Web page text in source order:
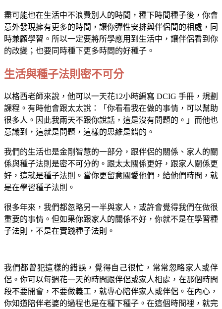
盡可能也在生活中不浪費別人的時間，種下時間種子後，你會
意外發現擁有更多的時間，讓你彈性安排與伴侶間的相處，同
時兼顧學習。所以一定要將所學應用到生活中，讓伴侶看到你
的改變；也要同時種下更多時間的好種子。
生活與種子法則密不可分
以格西老師來說，他可以一天花12小時編寫 DCIG 手冊，規劃
課程。有時他會跟太太說：「你看看我在做的事情，可以幫助
很多人。因此我兩天不跟你說話，這是沒有問題的。」而他也
意識到，這就是問題，這樣的思維是錯的。
我們的生活也是金剛智慧的一部分，跟伴侶的關係、家人的關
係與種子法則是密不可分的。跟太太關係更好，跟家人關係更
好，這就是種子法則。當你更留意關愛他們，給他們時間，就
是在學習種子法則。
很多年來，我們都忽略另一半與家人，或許會覺得我們在做很
重要的事情。但如果你跟家人的關係不好，你就不是在學習種
子法則，不是在實踐種子法則。
我們都曾犯這樣的錯誤，覺得自己很忙，常常忽略家人或伴
侶。你可以每週花一天的時間跟伴侶或家人相處，在那個時間
段不要開會，不要做義工，就專心陪伴家人或伴侶。在內心，
你知道陪伴老婆的過程也是在種下種子。在這個時間裡，就完